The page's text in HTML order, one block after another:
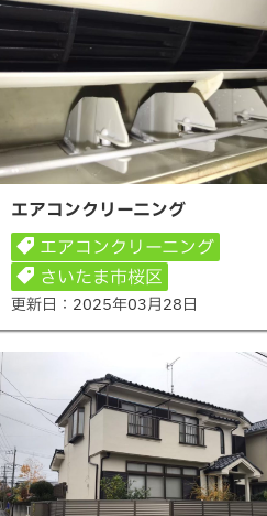
エアコンクリーニング
エアコンクリーニング
エアコンクリーニング
さいたま市桜区
更新日： 2025年03月28日